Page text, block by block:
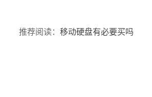
推荐阅读：移动硬盘有必要买吗